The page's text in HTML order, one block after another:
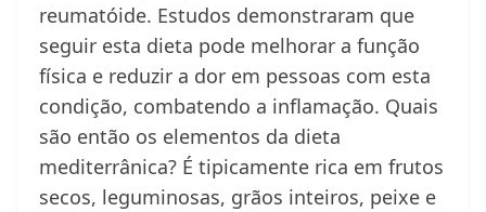
reumatóide. Estudos demonstraram que
seguir esta dieta pode melhorar a função
física e reduzir a dor em pessoas com esta
condição, combatendo a inflamação. Quais
são então os elementos da dieta
mediterrânica? É tipicamente rica em frutos
secos, leguminosas, grãos inteiros, peixe e